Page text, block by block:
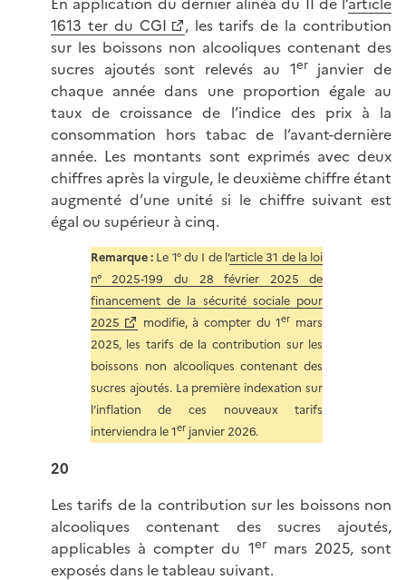
1613 ter du CGI
, les tarifs de la contribution
sur les boissons non alcooliques contenant des
sucres ajoutés sont relevés au 1erjanvier de
chaque année dans une proportion égale au
taux de croissance de l’indice des prix à la
consommation hors tabac de l’avant-dernière
année. Les montants sont exprimés avec deux
chiffres après la virgule, le deuxième chiffre étant
augmenté d’une unité si le chiffre suivant est
égal ou supérieur à cinq.
Remarque : Le 1° du I de l’article 31 de la loi
n° 2025-199 du 28 février 2025 de
financement de la sécurité sociale pour
2025
modifie, à compter du 1er mars
2025, les tarifs de la contribution sur les
boissons non alcooliques contenant des
sucres ajoutés. La première indexation sur
l’inflation de ces nouveaux tarifs
interviendra le 1erjanvier 2026.
20
Les tarifs de la contribution sur les boissons non
alcooliques contenant des sucres ajoutés,
applicables à compter du 1ermars 2025, sont
exposés dans le tableau suivant.